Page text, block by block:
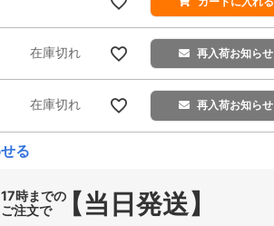
在庫切れ 再入荷お知らせ
在庫切れ 再入荷お知らせ
る
17時までの
ご注文で 【当日発送】